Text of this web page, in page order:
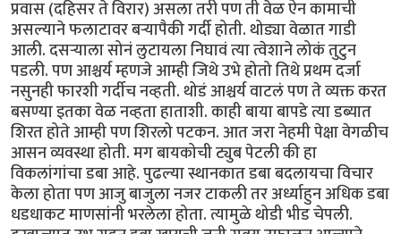
प्रवास (दहिसर ते विरार) असला तरी पण ती वेळ ऐन कामाची
असल्याने फलाटावर बर्‍यापैकी गर्दी होती. थोड्या वेळात गाडी
आली. दसर्‍याला सोनं लुटायला निघावं त्या त्वेशाने लोकं तुटुन
पडली. पण आश्चर्य म्हणजे आम्ही जिथे उभे होतो तिथे प्रथम दर्जा
नसुनही फारशी गर्दीच नव्हती. थोडं आश्चर्य वाटलं पण ते व्यक्त करत
बसण्या इतका वेळ नव्हता हाताशी. काही बाया बापडे त्या डब्यात
शिरत होते आम्ही पण शिरलो पटकन. आत जरा नेहमी पेक्षा वेगळीच
आसन व्यवस्था होती. मग बायकोची ट्युब पेटली की हा
विकलांगांचा डबा आहे. पुढल्या स्थानकात डबा बदलायचा विचार
केला होता पण आजु बाजुला नजर टाकली तर अर्ध्याहुन अधिक डबा
धडधाकट माणसांनी भरलेला होता. त्यामुळे थोडी भीड चेपली.